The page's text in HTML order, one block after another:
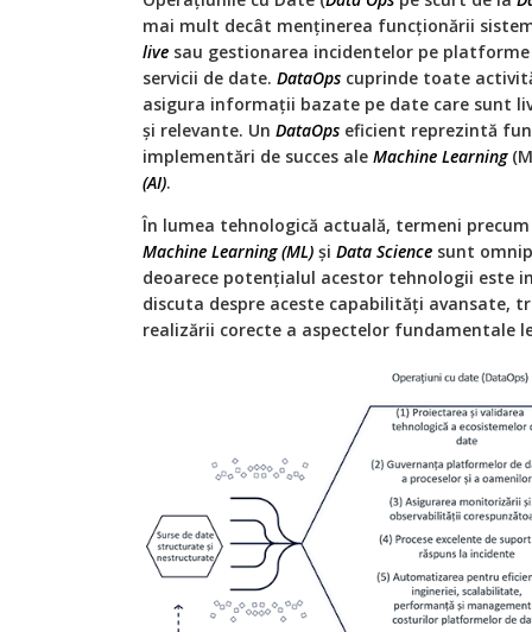
mai mult decât menținerea funcționării
live sau gestionarea incidentelor pe
servicii de date. DataOps cuprinde toate
asigura informații bazate pe date care sunt
și relevante. Un DataOps eficient reprezintă
implementări de succes ale Machine Learning
(AI).
În lumea tehnologică actuală, termeni
Machine Learning (ML) și Data Science sunt
deoarece potențialul acestor tehnologii este
discuta despre aceste capabilități avansate,
realizării corecte a aspectelor fundamentale